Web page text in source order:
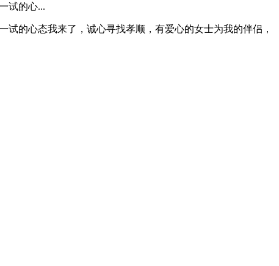
试的心...
的心态我来了，诚心寻找孝顺，有爱心的女士为我的伴侣，